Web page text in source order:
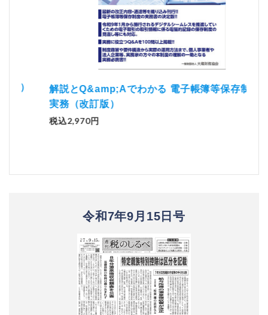
解説とQ&amp;Aでわかる 電子帳簿等保存制度の
実務（改訂版）
税込2,970円
令和7年9月15日号